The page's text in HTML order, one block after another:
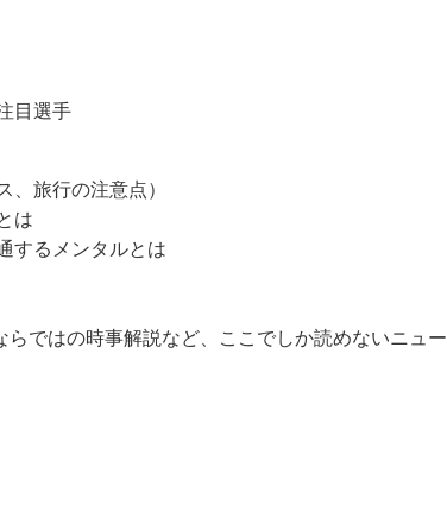
目選手
、旅行の注意点）
は
するメンタルとは
ではの時事解説など、ここでしか読めないニュー